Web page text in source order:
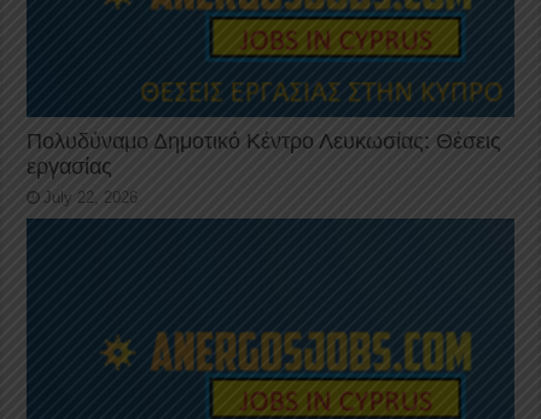
Πολυδύναμο Δημοτικό Κέντρο Λευκωσίας: Θέσεις
εργασίας
July 22, 2026